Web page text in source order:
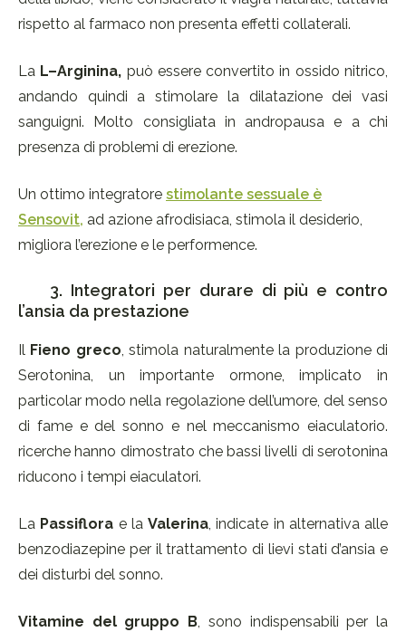
rispetto al farmaco non presenta effetti collaterali.
La L–Arginina, può essere convertito in ossido nitrico,
andando quindi a stimolare la dilatazione dei vasi
sanguigni. Molto consigliata in andropausa e a chi
presenza di problemi di erezione.
Un ottimo integratore stimolante sessuale è
Sensovit, ad azione afrodisiaca, stimola il desiderio,
migliora l’erezione e le performence.
3. Integratori per durare di più e contro
l’ansia da prestazione
Il Fieno greco, stimola naturalmente la produzione di
Serotonina, un importante ormone, implicato in
particolar modo nella regolazione dell’umore, del senso
di fame e del sonno e nel meccanismo eiaculatorio.
ricerche hanno dimostrato che bassi livelli di serotonina
riducono i tempi eiaculatori.
La Passiflora e la Valerina, indicate in alternativa alle
benzodiazepine per il trattamento di lievi stati d’ansia e
dei disturbi del sonno.
Vitamine del gruppo B, sono indispensabili per la